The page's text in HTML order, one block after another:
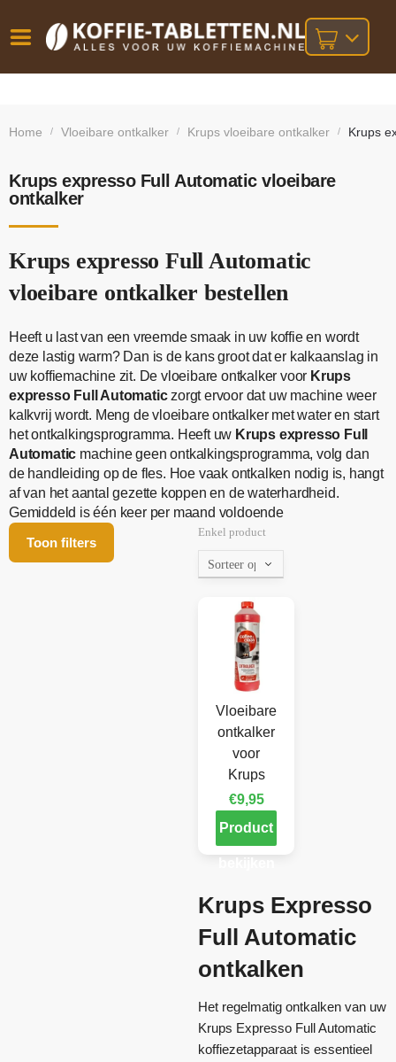
besteld,
bij orders
Home / Vloeibare ontkalker / Krups vloeibare ontkalker / Krups
Krups expresso Full Automatic vloeibare
ontkalker
Krups expresso Full Automatic
vloeibare ontkalker bestellen
Heeft u last van een vreemde smaak in uw koffie en wordt
deze lastig warm? Dan is de kans groot dat er kalkaanslag in
uw koffiemachine zit. De vloeibare ontkalker voor Krups
expresso Full Automaticzorgt ervoor dat uw machine weer
kalkvrij wordt. Meng de vloeibare ontkalker met water en start
het ontkalkingsprogramma. Heeft uw Krups expresso Full
Automatic machine geen ontkalkingsprogramma, volg dan
de handleiding op de fles. Hoe vaak ontkalken nodig is, hangt
af van het aantal gezette koppen en de waterhardheid.
Gemiddeld is één keer per maand voldoende
Toon filters
Enkel product
Vloeibare
ontkalker
voor
Krups
€9,95
Product
Krups Expresso
Full Automatic
ontkalken
Het regelmatig ontkalken van uw
Krups Expresso Full Automatic
koffiezetapparaat is essentieel